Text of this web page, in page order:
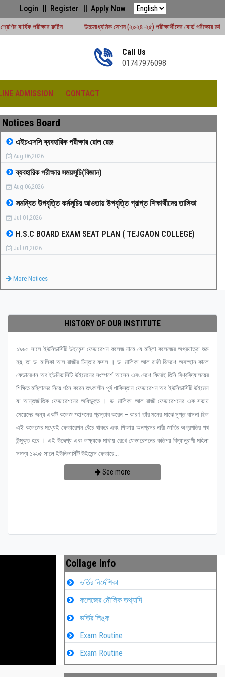
Login Register Apply Now
উচ্চমাধ্যমিক সেশন (২০২৪-২৫) পরীক্ষার্থীদের বোর্ড পরীক্ষার রুটিন - ২০২৬ #
Call Us
01747976098
ADMISSION CONTACT
প্রতিযোগিতা -২০২৫
Notices Board
এইচএসসি ব্যবহারিক পরীক্ষার রোল রেঞ্জ
Aug 06,2026
ব্যবহারিক পরীক্ষার সময়সূচি(বিজ্ঞান)
Aug 06,2026
সমন্বিত উপবৃত্তি কর্মসূচির আওতায় উপবৃত্তি প্রাপ্ত শিক্ষার্থীদের তালিকা
Jul 01,2026
H.S.C BOARD EXAM SEAT PLAN ( TEJGAON COLLEGE)
Jul 01,2026
More Notices
HISTORY OF OUR INSTITUTE
১৯৬৫ সালে ইউনিভার্সিটি উইমেন্স ফেডারেশন কলেজ নামে যে মহিলা কলেজের অগ্রযাত্রা শুরু
হয়, তা ড. মালিকা আল রাজীর চিন্তার ফসল । ড. মালিকা আল রাজী বিদেশে অবস্হান কালে
ফেডারেশন অব ইউনিভার্সিটি উইমেনের সংস্পর্শে আসেন এবং দেশে ফিরেই তিনি বিশ্ববিদ্যালয়ের
শিক্ষিত মহিলাদের নিয়ে গঠন করেন তৎকালীন পূর্ব পাকিস্তান ফেডারেশন অব ইউনিভার্সিটি উইমেন
যা আন্তর্জাতিক ফেডারেশনের অধিভুক্ত । ড. মালিকা আল রাজী ফেডারেশনের এক সভায়
মেয়েদের জন্য একটি কলেজ ষ্হাপনের প্রস্তাব করেন – কারণ তাঁর মনের মাঝে সুপ্ত বাসনা ছিল
এই কলেজের মধ্যেই ফেডারেশন বেঁচে থাকবে এবং শিক্ষায় অনগ্রসর নারী জাতির অগ্রগতির পথ
উন্মুক্ত হবে । এই উদ্দেশ্য এবং লক্ষ্যকে মাথায় রেখে ফেডারেশনের কতিপয় বিদ্যানুরাগী মহিলা
সদস্য ১৯৬৫ সালে ইউনিভার্সিটি উইমেন্স ফেডারে...
See more
Collage Info
ভর্তির নির্দেশিকা
কলেজের মৌলিক তথ্যাদি
ভর্তির লিঙ্ক
Exam Routine
Exam Routine